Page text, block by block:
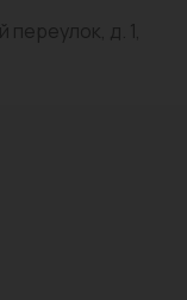
д. 1,